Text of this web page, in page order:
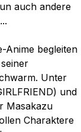
auch andere
Anime begleiten
Unter
und
Masakazu
Charaktere